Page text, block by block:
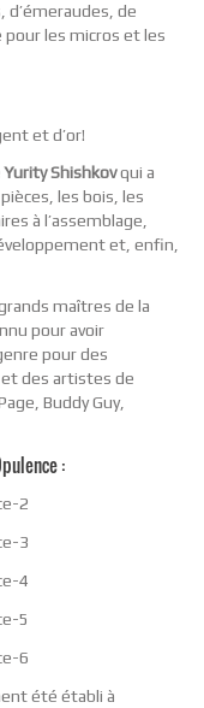
de
les micros et les
et d’or!
Shishkovqui a
les bois, les
à l’assemblage,
et, enfin,
maîtres de la
pour avoir
pour des
des artistes de
Buddy Guy,
:
été établi à